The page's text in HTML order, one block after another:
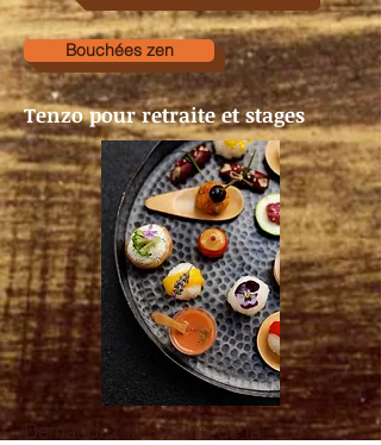
Bouchées zen
Tenzo pour retraite et stages
Demandez la cuisine de la